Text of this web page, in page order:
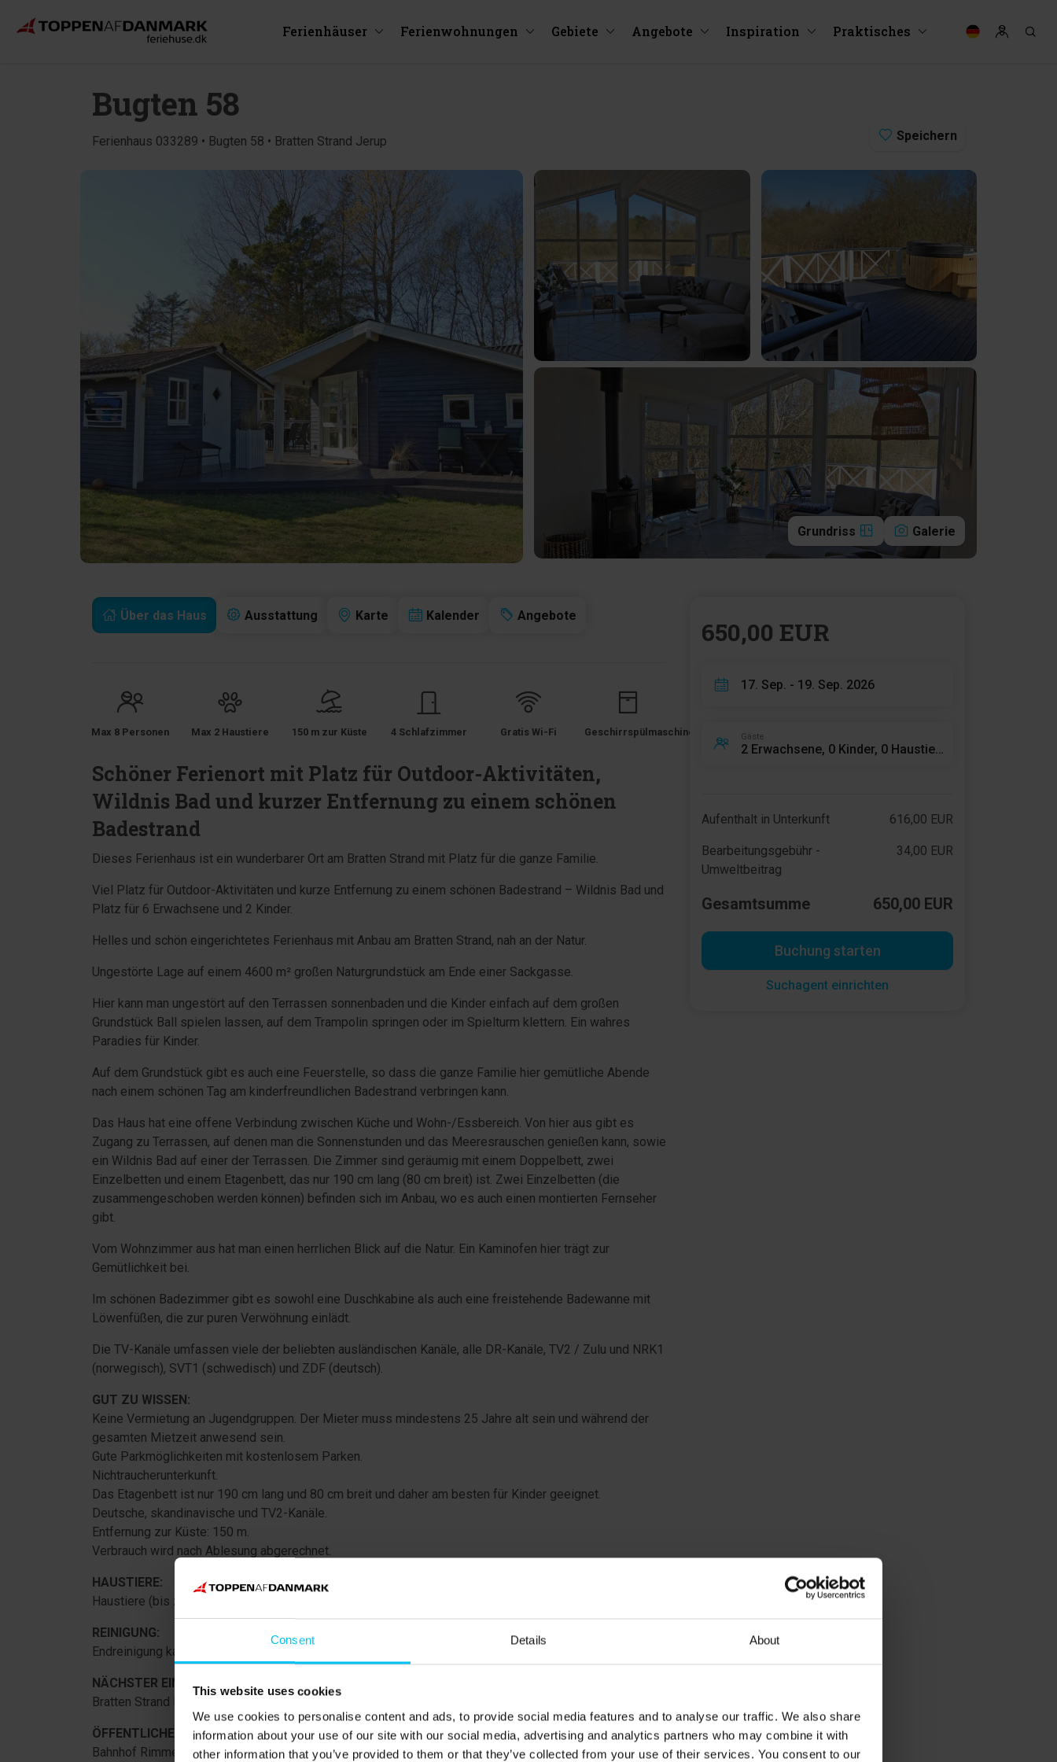
Consent Details About
This website uses cookies
We use cookies to personalise content and ads, to provide social media features and to analyse our traffic. We also share
information about your use of our site with our social media, advertising and analytics partners who may combine it with
other information that you’ve provided to them or that they’ve collected from your use of their services. You consent to our
Ferienhäuser Ferienwohnungen Gebiete Angebote Inspiration Praktisches
Bugten 58
Ferienhaus 033289 • Bugten 58 • Bratten Strand Jerup Speichern
Grundriss Galerie
Über das Haus Ausstattung Karte Kalender Angebote
Max 8 Personen Max 2 Haustiere 150 m zur Küste 4 Schlafzimmer Gratis Wi-Fi Geschirrspülmaschine
Schöner Ferienort mit Platz für Outdoor-Aktivitäten,
Wildnis Bad und kurzer Entfernung zu einem schönen
Badestrand
Dieses Ferienhaus ist ein wunderbarer Ort am Bratten Strand mit Platz für die ganze Familie.
Viel Platz für Outdoor-Aktivitäten und kurze Entfernung zu einem schönen Badestrand – Wildnis Bad und
Platz für 6 Erwachsene und 2 Kinder.
Helles und schön eingerichtetes Ferienhaus mit Anbau am Bratten Strand, nah an der Natur.
Ungestörte Lage auf einem 4600 m² großen Naturgrundstück am Ende einer Sackgasse.
Hier kann man ungestört auf den Terrassen sonnenbaden und die Kinder einfach auf dem großen
Grundstück Ball spielen lassen, auf dem Trampolin springen oder im Spielturm klettern. Ein wahres
Paradies für Kinder.
Auf dem Grundstück gibt es auch eine Feuerstelle, so dass die ganze Familie hier gemütliche Abende
nach einem schönen Tag am kinderfreundlichen Badestrand verbringen kann.
Das Haus hat eine offene Verbindung zwischen Küche und Wohn-/Essbereich. Von hier aus gibt es
Zugang zu Terrassen, auf denen man die Sonnenstunden und das Meeresrauschen genießen kann, sowie
ein Wildnis Bad auf einer der Terrassen. Die Zimmer sind geräumig mit einem Doppelbett, zwei
Einzelbetten und einem Etagenbett, das nur 190 cm lang (80 cm breit) ist. Zwei Einzelbetten (die
zusammengeschoben werden können) befinden sich im Anbau, wo es auch einen montierten Fernseher
gibt.
Vom Wohnzimmer aus hat man einen herrlichen Blick auf die Natur. Ein Kaminofen hier trägt zur
Gemütlichkeit bei.
Im schönen Badezimmer gibt es sowohl eine Duschkabine als auch eine freistehende Badewanne mit
Löwenfüßen, die zur puren Verwöhnung einlädt.
Die TV-Kanäle umfassen viele der beliebten ausländischen Kanäle, alle DR-Kanäle, TV2 / Zulu und NRK1
(norwegisch), SVT1 (schwedisch) und ZDF (deutsch).
GUT ZU WISSEN:
Keine Vermietung an Jugendgruppen. Der Mieter muss mindestens 25 Jahre alt sein und während der
gesamten Mietzeit anwesend sein.
Gute Parkmöglichkeiten mit kostenlosem Parken.
Nichtraucherunterkunft.
Das Etagenbett ist nur 190 cm lang und 80 cm breit und daher am besten für Kinder geeignet.
Deutsche, skandinavische und TV2-Kanäle.
Entfernung zur Küste: 150 m.
Verbrauch wird nach Ablesung abgerechnet.
HAUSTIERE:
Haustiere (bis zu 2 Hunde) sind willkommen (gegen Aufpreis).
REINIGUNG:
Endreinigung kann zugekauft werden.
NÄCHSTER EINKAUF:
Bratten Strand Kaufmann und Grillcafé: 1.200 m.
ÖFFENTLICHE VERKEHRSMITTEL:
Bahnhof Rimmen: 2.200 m.
650,00 EUR
17. Sep. - 19. Sep. 2026
Gäste
Aufenthalt in Unterkunft 616,00 EUR
Bearbeitungsgebühr -
Umweltbeitrag
34,00 EUR
Gesamtsumme 650,00 EUR
Buchung starten
Suchagent einrichten